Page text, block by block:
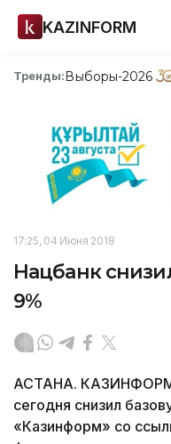
KAZINFORM
Тренды:Выборы-2026
17:25, 04 Июня 2018
Нацбанк
9%
АСТАНА. КАЗИНФОРМ
сегодня снизил
«Казинформ» со